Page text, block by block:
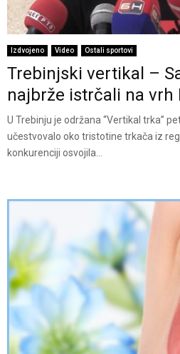
Izdvojeno Video Ostali sportovi
Trebinjski vertikal –
najbrže istrčali na vrh
U Trebinju je održana “Vertikal trka”
učestvovalo oko tristotine trkača iz
konkurenciji osvojila...